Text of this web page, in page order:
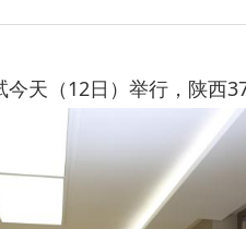
（12日）举行，陕西